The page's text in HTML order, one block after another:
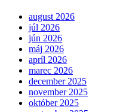
august 2026
júl 2026
jún 2026
máj 2026
apríl 2026
marec 2026
december 2025
november 2025
október 2025